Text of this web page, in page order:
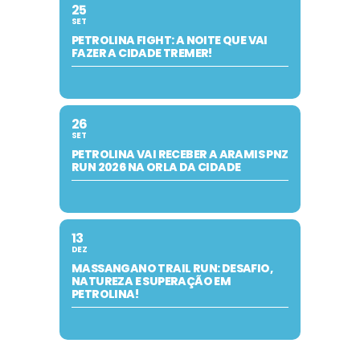
25
SET
PETROLINA FIGHT: A NOITE QUE VAI
FAZER A CIDADE TREMER!
26
SET
PETROLINA VAI RECEBER A ARAMIS PNZ
RUN 2026 NA ORLA DA CIDADE
13
DEZ
MASSANGANO TRAIL RUN: DESAFIO,
NATUREZA E SUPERAÇÃO EM
PETROLINA!